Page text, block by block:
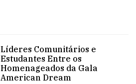
Líderes Comunitários e
Estudantes Entre os
Homenageados da Gala
American Dream